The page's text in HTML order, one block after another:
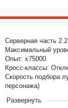
Серверная часть
Максимальный
Опыт: х75000
Кросс-классы:
Скорость подбора
персонажа)
Распечатка
Развернуть